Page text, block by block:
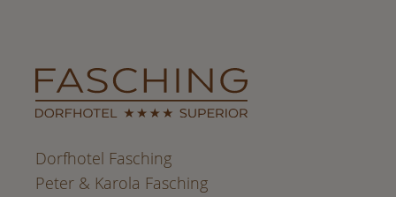
Dorfhotel Fasching
Peter & Karola Fasching